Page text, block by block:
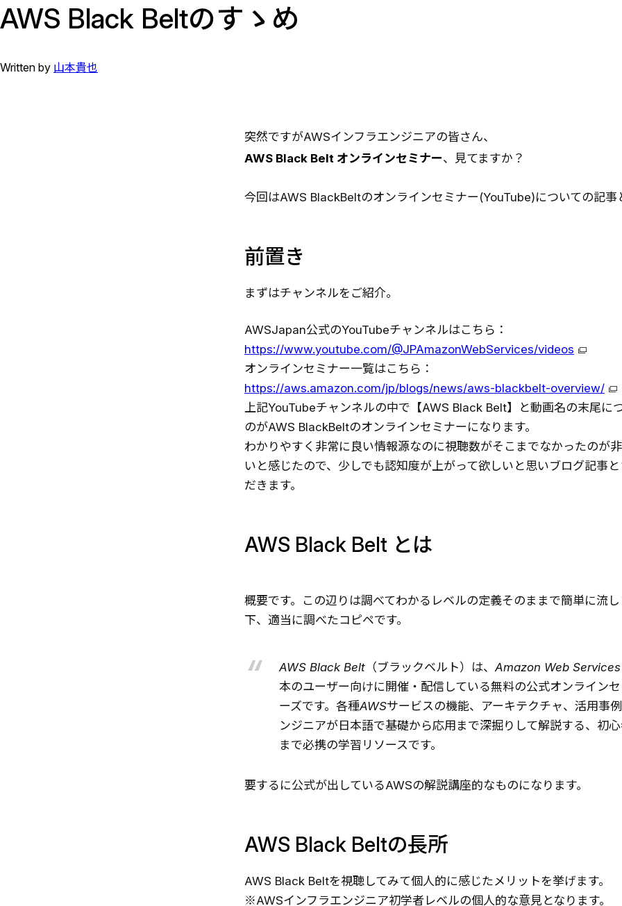
AWS Black Beltのすゝめ
Written by 山本貴也
突然ですがAWSインフラエンジニアの皆さん、
AWS Black Belt オンラインセミナー、見てますか？
今回はAWS BlackBeltのオンラインセミナー(YouTube)についての記事
前置き
まずはチャンネルをご紹介。
AWSJapan公式のYouTubeチャンネルはこちら：
https://www.youtube.com/@JPAmazonWebServices/videos
オンラインセミナー一覧はこちら：
https://aws.amazon.com/jp/blogs/news/aws-blackbelt-overview/
上記YouTubeチャンネルの中で【AWS Black Belt】と動画名の末尾に
のがAWS BlackBeltのオンラインセミナーになります。
わかりやすく非常に良い情報源なのに視聴数がそこまでなかったのが
いと感じたので、少しでも認知度が上がって欲しいと思いブログ記事
だきます。
AWS Black Belt とは
概要です。この辺りは調べてわかるレベルの定義そのままで簡単に流
下、適当に調べたコピペです。
AWS Black Belt（ブラックベルト）は、Amazon Web
本のユーザー向けに開催・配信している無料の公式オンライン
ーズです。各種AWSサービスの機能、アーキテクチャ、活用事
ンジニアが日本語で基礎から応用まで深掘りして解説する、初
まで必携の学習リソースです。
要するに公式が出しているAWSの解説講座的なものになります。
AWS Black Beltの長所
AWS Black Beltを視聴してみて個人的に感じたメリットを挙げます。
※AWSインフラエンジニア初学者レベルの個人的な意見となります。